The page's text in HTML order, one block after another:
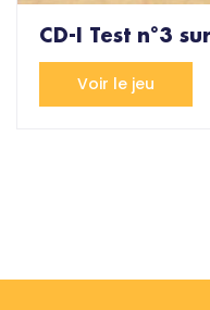
CD-I Test n°3
Voir le jeu